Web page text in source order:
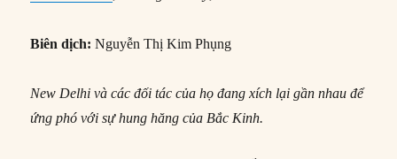
Biên dịch: Nguyễn Thị Kim Phụng
New Delhi và các đối tác của họ đang xích lại gần nhau để
ứng phó với sự hung hăng của Bắc Kinh.